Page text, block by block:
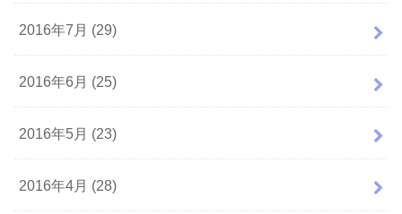
2016年7月 (29)
2016年6月 (25)
2016年5月 (23)
2016年4月 (28)